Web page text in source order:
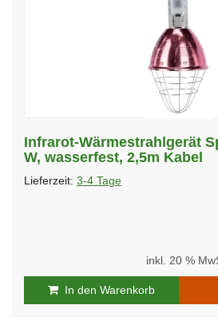
Infrarot-Wärmestrahlgerät
W, wasserfest, 2,5m Kabel
Lieferzeit: 3-4 Tage
inkl. 20 %
In den Warenkorb